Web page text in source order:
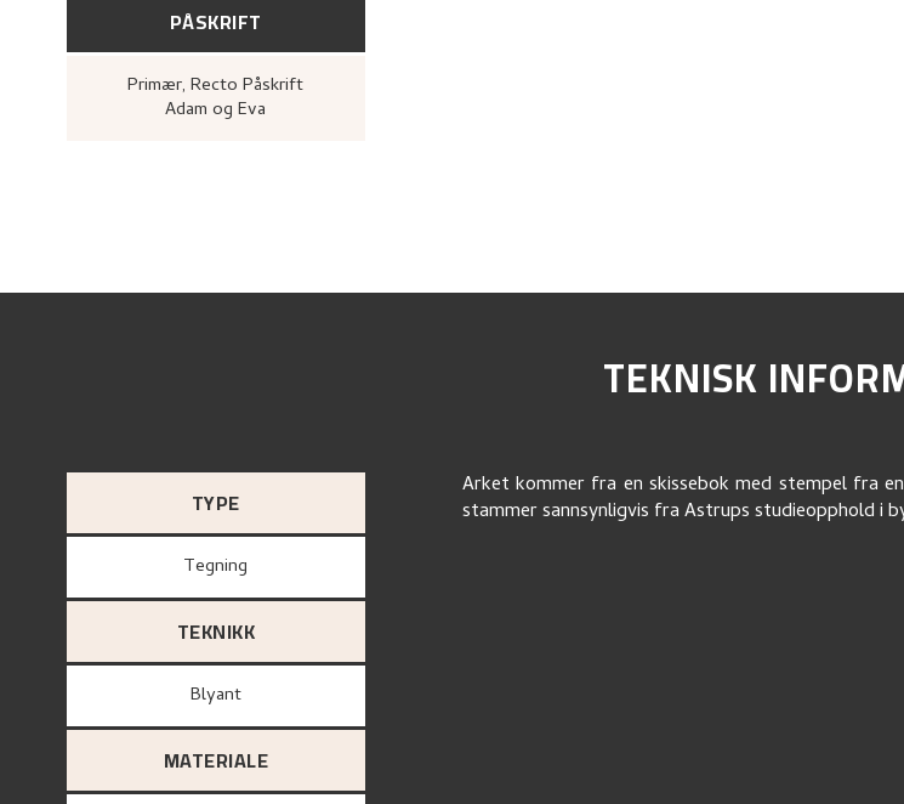
PÅSKRIFT
Primær, RectoPåskrift
Adam og Eva
TEKNISK
TYPE
Tegning
TEKNIKK
Blyant
MATERIALE
Arket kommer fra en skissebok med stempel fra
stammer sannsynligvis fra Astrups studieopphold i